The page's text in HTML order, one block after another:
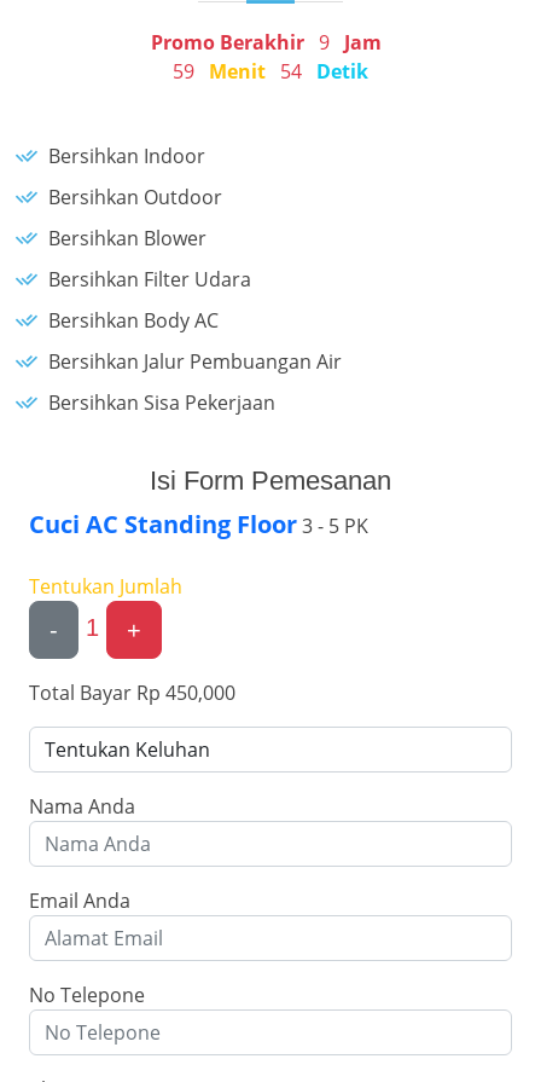
Promo Berakhir 9 Jam
59 Menit 54 Detik
Bersihkan Indoor
Bersihkan Outdoor
Bersihkan Blower
Bersihkan Filter Udara
Bersihkan Body AC
Bersihkan Jalur Pembuangan Air
Bersihkan Sisa Pekerjaan
Isi Form Pemesanan
Cuci AC Standing Floor3 - 5 PK
Tentukan Jumlah
-
1 +
Total Bayar Rp 450,000
Nama Anda
Email Anda
No Telepone